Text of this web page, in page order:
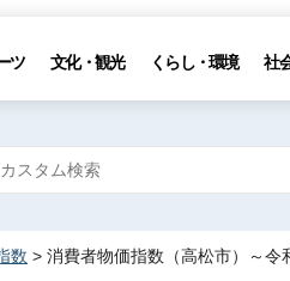
ツ 文化・観光 くらし・環境 社
数 > 消費者物価指数（高松市）～令